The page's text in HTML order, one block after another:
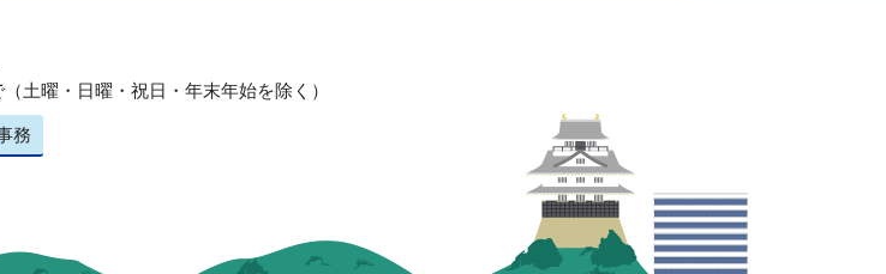
土曜・日曜・祝日・年末年始を除く）
務